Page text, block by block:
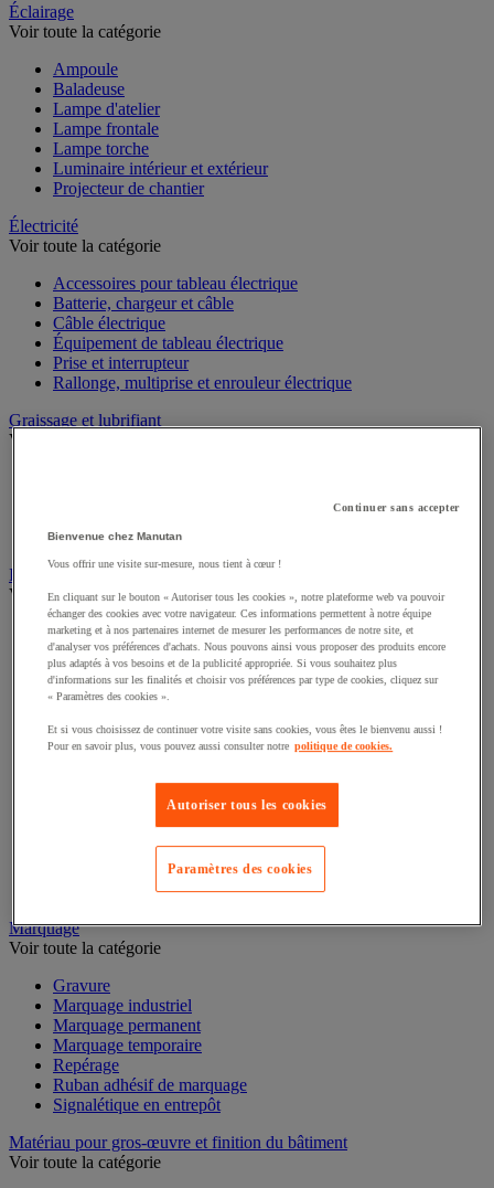
Éclairage
Voir toute la catégorie
Ampoule
Baladeuse
Lampe d'atelier
Lampe frontale
Lampe torche
Luminaire intérieur et extérieur
Projecteur de chantier
Électricité
Voir toute la catégorie
Accessoires pour tableau électrique
Batterie, chargeur et câble
Câble électrique
Équipement de tableau électrique
Prise et interrupteur
Rallonge, multiprise et enrouleur électrique
Graissage et lubrifiant
Voir toute la catégorie
Outils de graissage
Instrument de mesure
Voir toute la catégorie
Balance industrielle
Compteur et compteur-métreur
Dynamomètre
Équipement optique
Mesure de distance
Mesure de la vitesse
Mesure du temps
Mesure et repère de chantier
Mesure topographique
Mesureur et détecteur d'épaisseur
Thermomètre et thermohygromètre
Marquage
Voir toute la catégorie
Gravure
Marquage industriel
Marquage permanent
Marquage temporaire
Repérage
Ruban adhésif de marquage
Signalétique en entrepôt
Matériau pour gros-œuvre et finition du bâtiment
Voir toute la catégorie
Continuer sans accepter
Bienvenue chez Manutan
Vous offrir une visite sur-mesure, nous tient à cœur !
En cliquant sur le bouton « Autoriser tous les cookies », notre plateforme web va pouvoir
échanger des cookies avec votre navigateur. Ces informations permettent à notre équipe
marketing et à nos partenaires internet de mesurer les performances de notre site, et
d'analyser vos préférences d'achats. Nous pouvons ainsi vous proposer des produits encore
plus adaptés à vos besoins et de la publicité appropriée. Si vous souhaitez plus
d'informations sur les finalités et choisir vos préférences par type de cookies, cliquez sur
« Paramètres des cookies ».
Et si vous choisissez de continuer votre visite sans cookies, vous êtes le bienvenu aussi !
Pour en savoir plus, vous pouvez aussi consulter notre politique de cookies.
Autoriser tous les cookies
Paramètres des cookies